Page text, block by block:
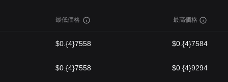
最低価格 最高価格
$0.{4}7558 $0.{4}7584
$0.{4}7558 $0.{4}9294